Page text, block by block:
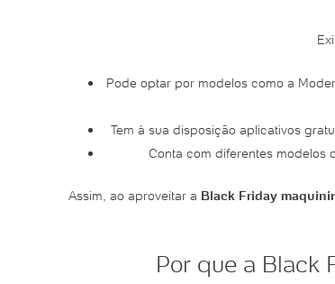
Pode optar por modelos como a
Tem à sua disposição aplicativos
Conta com diferentes modelos
Assim, ao aproveitar a Black Friday
Por que a Black